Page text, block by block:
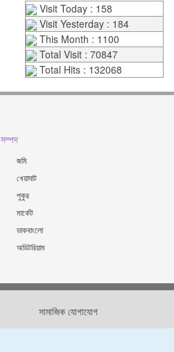
Visit Today : 158
Visit Yesterday : 184
This Month : 1100
Total Visit : 70847
Total Hits : 132068
সম্পদ
জমি
খেয়াঘাট
পুকুর
মার্কেট
ডাকবাংলো
অডিটরিয়াম
সামাজিক যোগাযোগ